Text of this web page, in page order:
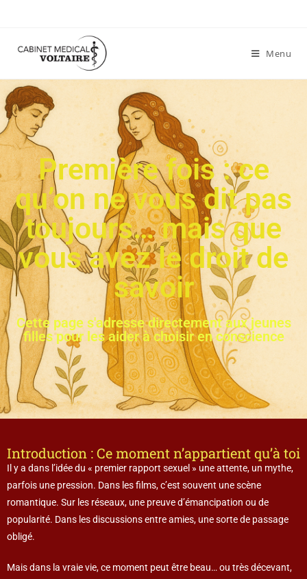
Menu
Première fois : ce
qu’on ne vous dit pas
toujours… mais que
vous avez le droit de
savoir
Cette page s'adresse directement aux jeunes
filles pour les aider à choisir en conscience
Introduction : Ce moment n’appartient qu’à toi
Il y a dans l’idée du « premier rapport sexuel » une attente, un mythe,
parfois une pression. Dans les films, c’est souvent une scène
romantique. Sur les réseaux, une preuve d’émancipation ou de
popularité. Dans les discussions entre amies, une sorte de passage
obligé.
Mais dans la vraie vie, ce moment peut être beau… ou très décevant,